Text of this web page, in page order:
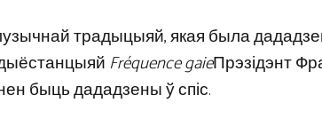
традыцыяй, якая была
Fréquence gaieПрэзідэнт
быць дададзены ў спіс.